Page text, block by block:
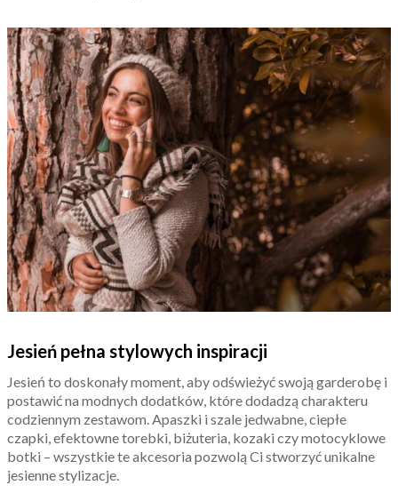
Jesień pełna stylowych inspiracji
Jesień to doskonały moment, aby odświeżyć swoją garderobę i
postawić na modnych dodatków, które dodadzą charakteru
codziennym zestawom. Apaszki i szale jedwabne, ciepłe
czapki, efektowne torebki, biżuteria, kozaki czy motocyklowe
botki – wszystkie te akcesoria pozwolą Ci stworzyć unikalne
jesienne stylizacje.